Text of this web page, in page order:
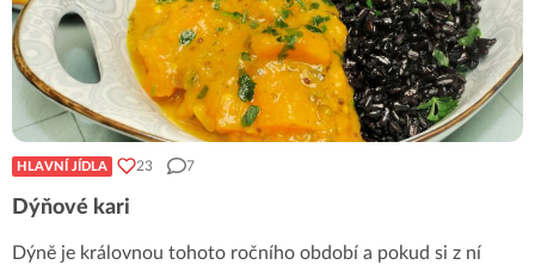
HLAVNÍ JÍDLA 23 7
Dýňové kari
Dýně je královnou tohoto ročního období a pokud si z ní